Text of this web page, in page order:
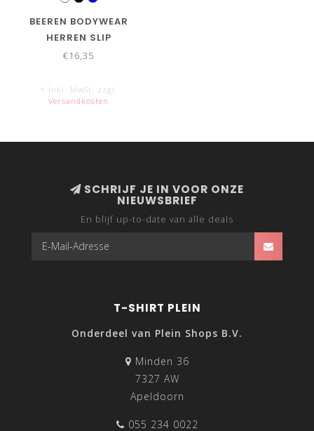
BEEREN BODYWEAR
HERREN SLIP
€16,35
* Inkl. MwSt. zzgl.
Versandkosten
SCHRIJF JE IN VOOR ONZE
NIEUWSBRIEF
En blijf up-to-date van alle deals
T-SHIRT PLEIN
Onderdeel van Plein Shops B.V.
Minden 36
7327 AW
Apeldoorn
055 234 0022